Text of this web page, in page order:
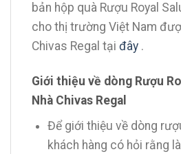
bản hộp quà Rượu Royal
cho thị trường Việt Nam
Chivas Regal tại đây .
Giới thiệu về dòng Rượu
Nhà Chivas Regal
Để giới thiệu về dòng
khách hàng có hỏi rằng